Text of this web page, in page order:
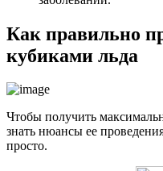
Как правильно
кубиками льда
Чтобы получить
знать нюансы ее
просто.